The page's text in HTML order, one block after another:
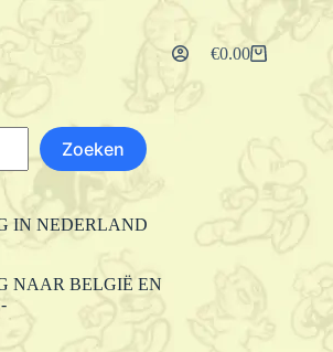
Winkelwagen
€0.00
Zoeken
IN NEDERLAND
NAAR BELGIË EN